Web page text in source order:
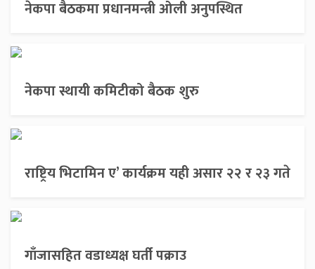
नेकपा बैठकमा प्रधानमन्त्री ओली अनुपस्थित
नेकपा स्थायी कमिटीको बैठक शुरु
राष्ट्रिय भिटामिन ए’ कार्यक्रम यही असार २२ र २३ गते
गाँजासहित वडाध्यक्ष घर्ती पक्राउ